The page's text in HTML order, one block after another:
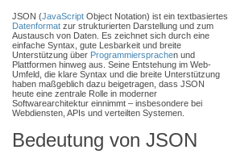
JSON (JavaScript Object Notation) ist ein textbasiertes
Datenformat zur strukturierten Darstellung und zum
Austausch von Daten. Es zeichnet sich durch eine
einfache Syntax, gute Lesbarkeit und breite
Unterstützung über Programmiersprachen und
Plattformen hinweg aus. Seine Entstehung im Web-
Umfeld, die klare Syntax und die breite Unterstützung
haben maßgeblich dazu beigetragen, dass JSON
heute eine zentrale Rolle in moderner
Softwarearchitektur einnimmt – insbesondere bei
Webdiensten, APIs und verteilten Systemen.
Bedeutung von JSON